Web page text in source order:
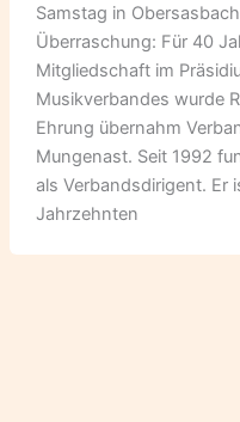
Samstag in
Überraschung: Für 40
Mitgliedschaft im
Musikverbandes wurde
Ehrung übernahm
Mungenast. Seit 1992
als Verbandsdirigent. Er
Jahrzehnten